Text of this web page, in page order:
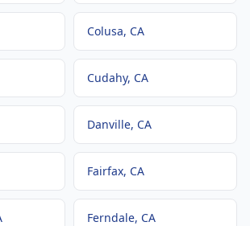
Colusa, CA
Cudahy, CA
Danville, CA
Fairfax, CA
Ferndale, CA